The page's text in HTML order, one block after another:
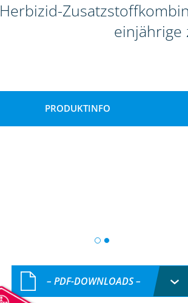
Herbizid-
einjährige
PRODUKTINFO
– PDF-DOWNLOADS –